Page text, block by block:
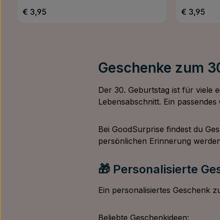
Regulärer Preis:
€ 3,95 Regulärer
€ 3,95
Geschenke zum
Der 30. Geburtstag ist für viele
Lebensabschnitt. Ein
Bei GoodSurprise findest du
persönlichen Erinnerung
🎁 Personalisierte
Ein personalisiertes Geschenk
Beliebte Geschenkideen: